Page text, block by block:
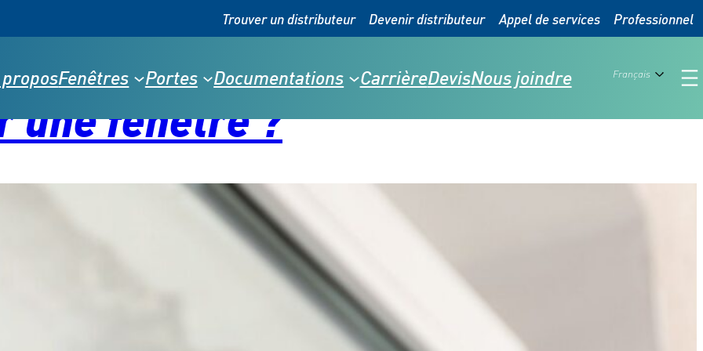
Trouver un distributeur Devenir distributeur Appel de services Professionnel
proposFenêtres Portes Documentations CarrièreDevisNous joindre Français
une fenêtre ?